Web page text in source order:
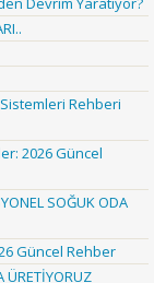
Rehberi
2026 Güncel
SOĞUK ODA
Güncel Rehber
ÜRETİYORUZ